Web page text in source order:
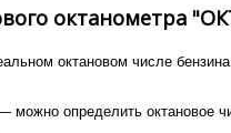
октанометра
октановом числе
можно определить октановое